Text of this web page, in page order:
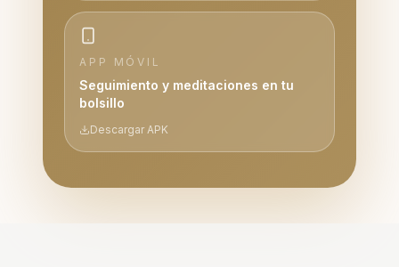
APP MÓVIL
Seguimiento y meditaciones en tu
bolsillo
Descargar APK